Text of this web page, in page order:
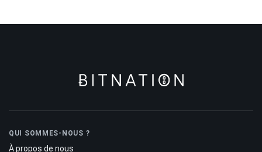
QUI SOMMES-NOUS ?
À propos de nous